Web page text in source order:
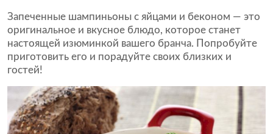
Запеченные шампиньоны с яйцами и беконом — это
оригинальное и вкусное блюдо, которое станет
настоящей изюминкой вашего бранча. Попробуйте
приготовить его и порадуйте своих близких и
гостей!